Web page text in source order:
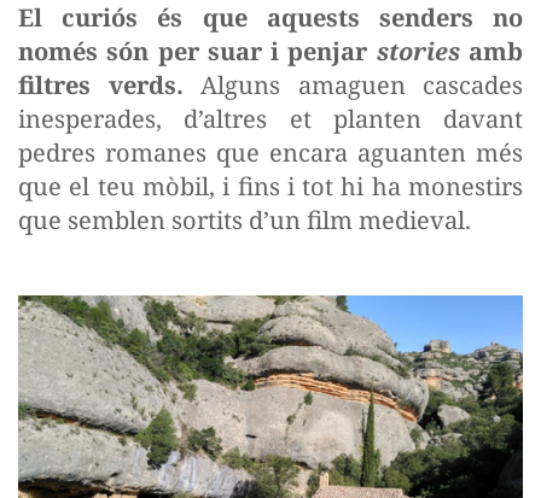
El curiós és que aquests senders no
només són per suar i penjar storiesamb
filtres verds. Alguns amaguen cascades
inesperades, d’altres et planten davant
pedres romanes que encara aguanten més
que el teu mòbil, i fins i tot hi ha monestirs
que semblen sortits d’un film medieval.